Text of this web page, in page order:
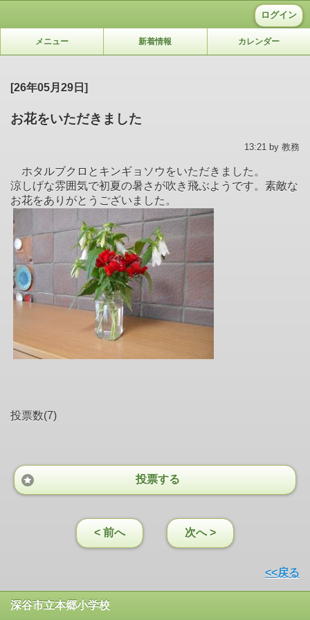
ログイン
メニュー 新着情報 カレンダー
[26年05月29日]
お花をいただきました
13:21 by 教務
ホタルブクロとキンギョソウをいただきました。
涼しげな雰囲気で初夏の暑さが吹き飛ぶようです。素敵な
お花をありがとうございました。
投票数(7)
投票する
< 前へ 次へ >
<<戻る
深谷市立本郷小学校